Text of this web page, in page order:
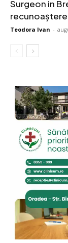
Surgeon in
Teodora Ivan -